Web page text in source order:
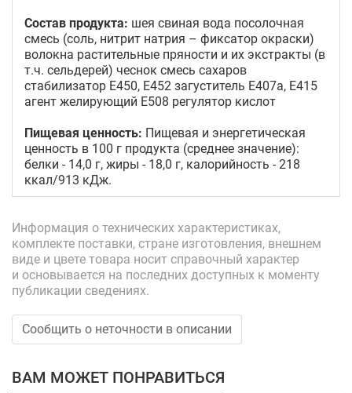
Состав продукта: шея свиная вода посолочная
смесь (соль, нитрит натрия – фиксатор окраски)
волокна растительные пряности и их экстракты (в
т.ч. сельдерей) чеснок смесь сахаров
стабилизатор Е450, Е452 загуститель Е407а, Е415
агент желирующий Е508 регулятор кислот
Пищевая ценность: Пищевая и энергетическая
ценность в 100 г продукта (среднее значение):
белки - 14,0 г, жиры - 18,0 г, калорийность - 218
ккал/913 кДж.
Информация о технических характеристиках,
комплекте поставки, стране изготовления, внешнем
виде и цвете товара носит справочный характер
и основывается на последних доступных к моменту
публикации сведениях.
Сообщить о неточности в описании
ВАМ МОЖЕТ ПОНРАВИТЬСЯ